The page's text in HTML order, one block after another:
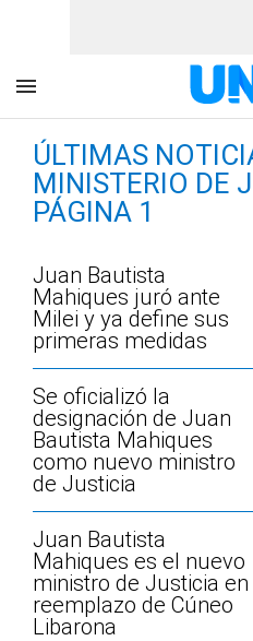
ÚLTIMAS
MINISTERIO DE
PÁGINA 1
Juan Bautista
Mahiques juró ante
Milei y ya define sus
primeras medidas
Se oficializó la
designación de Juan
Bautista Mahiques
como nuevo ministro
de Justicia
Juan Bautista
Mahiques es el nuevo
ministro de Justicia en
reemplazo de Cúneo
Libarona